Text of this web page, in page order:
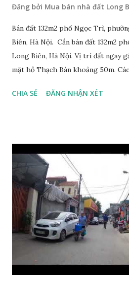
Đăng bởi Mua bán nhà đất Long
Bán đất 132m2 phố Ngọc Trì,
Biên, Hà Nội. Cần bán đất 132m2
Long Biên, Hà Nội. Vị trí đất ngay
mặt hồ Thạch Bàn khoảng 50m.
30m, phía trước mặt thoáng. Cách
ngõ thông, đường trải nhựa, 2 ô tô
hè rộng 6m. Đất thổ cư, diện tích
8m. Hướng: Đông, pháp lý: sổ đỏ
có thương lượng với khách thiện
có nhu cầu mua đất 132m2 phố
lòng liên hệ: Mr Nguyễn Thế
0915.383.393. Miễn môi giới và
CHIA SẺ ĐĂNG NHẬN XÉT